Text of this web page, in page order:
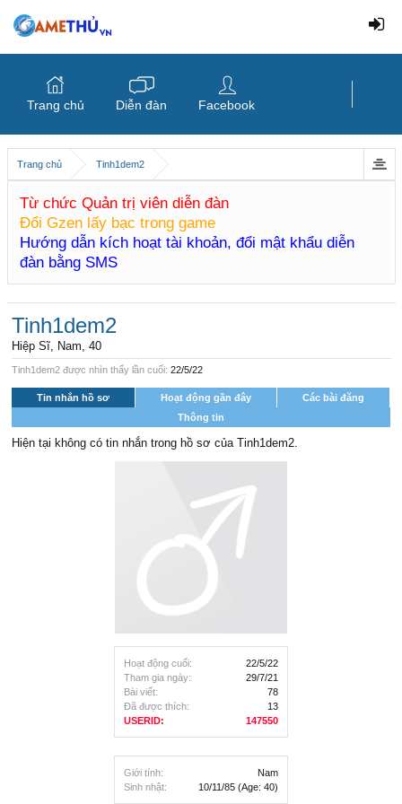
Trang chủ Tinh1dem2
Từ chức Quản trị viên diễn đàn
Đổi Gzen lấy bạc trong game
Hướng dẫn kích hoạt tài khoản, đổi mật khẩu diễn
đàn bằng SMS
Hoạt động cuối:
22/5/22
Tham gia ngày:
29/7/21
Bài viết:
78
Đã được thích:
13
USERID:
147550
Giới tính:
Nam
Sinh nhật:
10/11/85 (Age: 40)
Tinh1dem2
Hiệp Sĩ, Nam, 40
Tinh1dem2 được nhìn thấy lần cuối: 22/5/22
Tin nhắn hồ sơ Hoạt động gần đây
Các bài đăng
Thông tin
Hiện tại không có tin nhắn trong hồ sơ của Tinh1dem2.
Trang chủ Diễn đàn Facebook